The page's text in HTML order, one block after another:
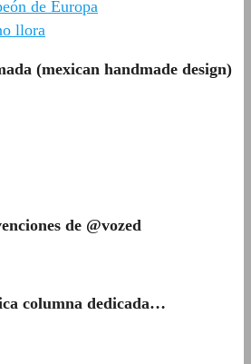
de Europa
llora
(mexican handmade design)
de @vozed
columna dedicada…